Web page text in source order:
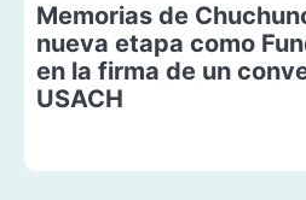
Memorias de
nueva etapa como
en la firma de un
USACH